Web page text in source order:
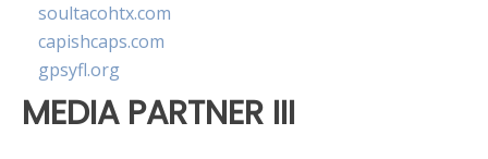
soultacohtx.com
capishcaps.com
gpsyfl.org
MEDIA PARTNER III